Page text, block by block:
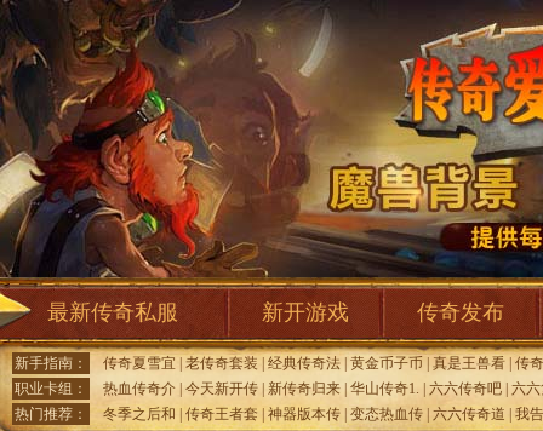
最新传奇私服 新开游戏 传奇发布
新手指南： 传奇夏雪宜 老传奇套装 经典传奇法 黄金币子币 真是王兽看 传
职业卡组：
热血传奇介 今天新开传 新传奇归来 华山传奇1. 六六传奇吧 六
热门推荐：
冬季之后和 传奇王者套 神器版本传 变态热血传 六六传奇道 我